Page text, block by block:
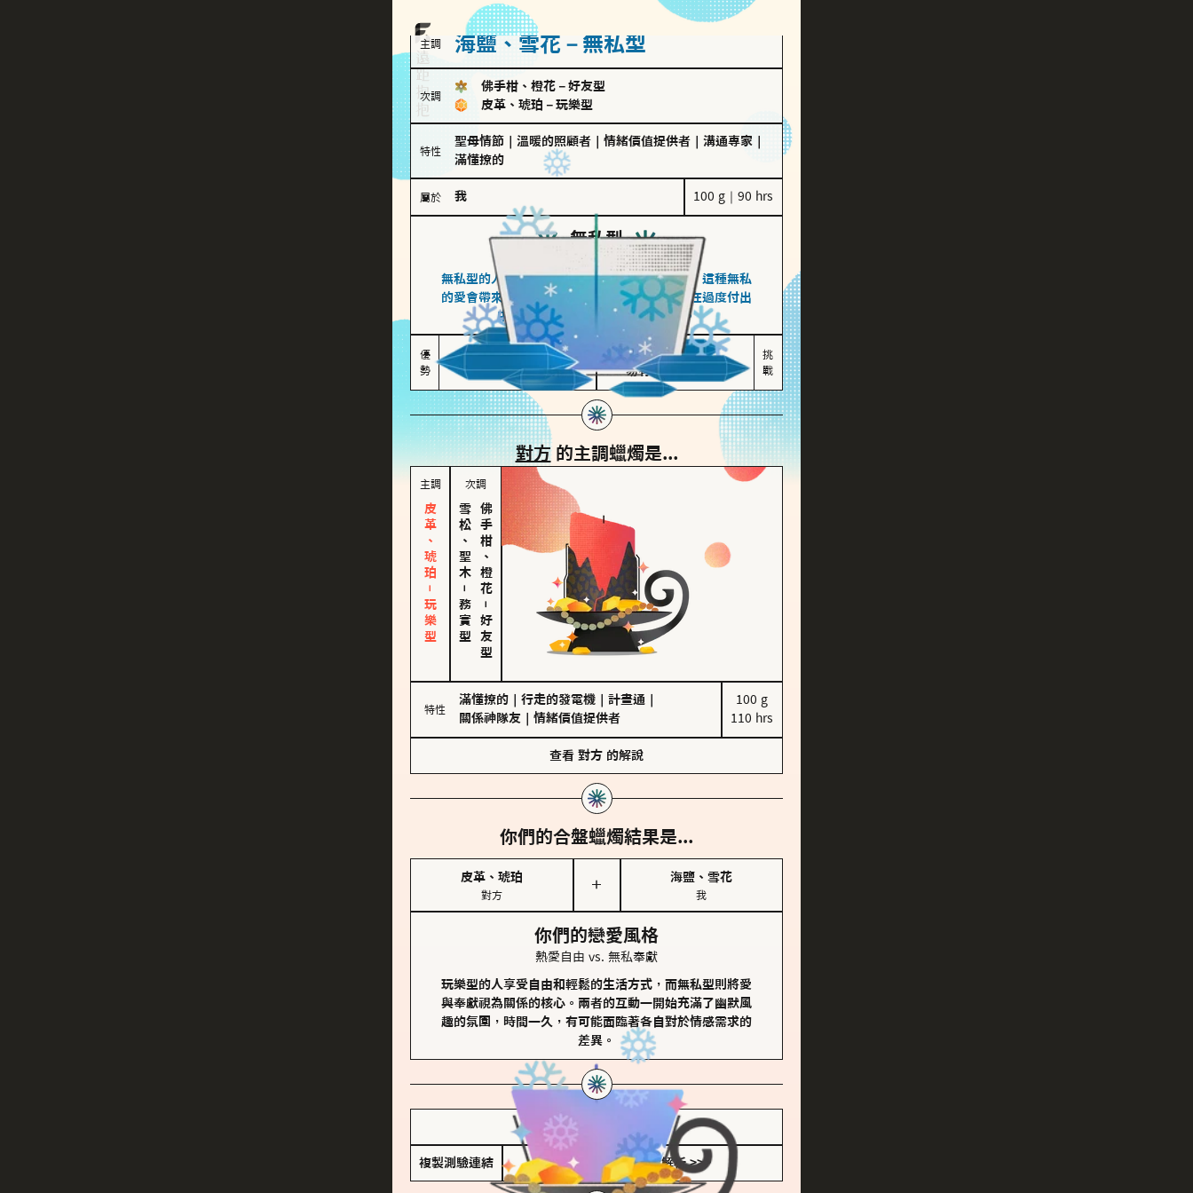
主調 海鹽、雪花－無私型
次調
佛手柑、橙花 － 好友型
皮革、琥珀 － 玩樂型
特性
聖母情節 溫暖的照顧者 情緒價值提供者 溝通專家
滿懂撩的
屬於 我 100 g｜90 hrs
無私型
海鹽、雪花
無私型的人傾向用心呵護、滿足另一半的需求，這種無私
的愛會帶來緊密的關係連結，但也可能讓他們在過度付出
中迷失自我，忽略自己真正的需求。
優
勢
無私奉獻
讓伴侶感受到關懷
較難設立界線
易有強烈情感依賴
挑
戰
對方的主調蠟燭是...
主調
皮革、琥珀－玩樂型
次調
雪松、聖木
－
務實型
佛手柑、橙花
－
好友型
特性
滿懂撩的 行走的發電機 計畫通
關係神隊友
情緒價值提供者
100 g
110 hrs
查看 對方 的解說
你們的合盤蠟燭結果是...
皮革、琥珀
對方
＋
海鹽、雪花
我
你們的戀愛風格
熱愛自由 vs. 無私奉獻
玩樂型的人享受自由和輕鬆的生活方式，而無私型則將愛
與奉獻視為關係的核心。兩者的互動一開始充滿了幽默風
趣的氛圍，時間一久，有可能面臨著各自對於情感需求的
差異。
儲存我的結果圖
複製測驗連結 查看香氛類型全解析 >>>